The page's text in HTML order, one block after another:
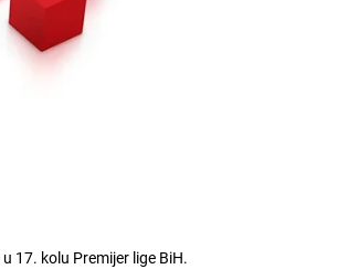
17. kolu Premijer lige BiH.